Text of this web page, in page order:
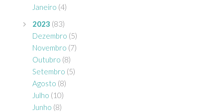
Janeiro (4)
2023 (83)
Dezembro (5)
Novembro (7)
Outubro (8)
Setembro (5)
Agosto (8)
Julho (10)
Junho (8)